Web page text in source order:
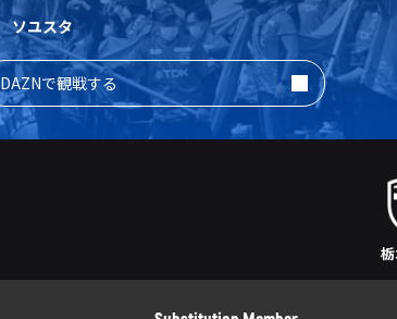
ソユスタ
DAZNで観戦する